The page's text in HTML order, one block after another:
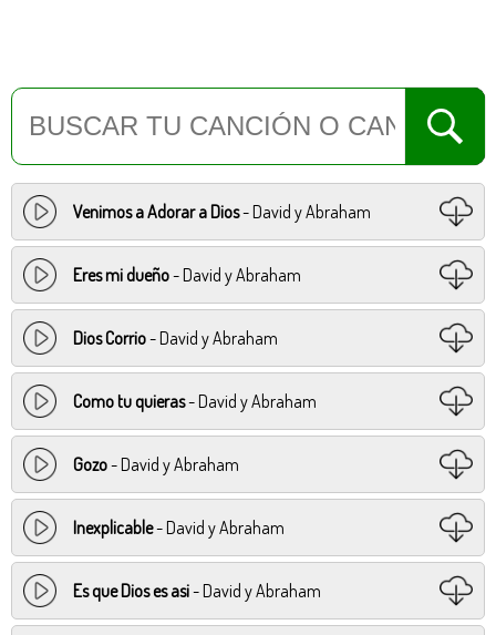
Venimos a Adorar a Dios- David y Abraham
Eres mi dueño- David y Abraham
Dios Corrio- David y Abraham
Como tu quieras- David y Abraham
Gozo- David y Abraham
Inexplicable- David y Abraham
Es que Dios es asi- David y Abraham